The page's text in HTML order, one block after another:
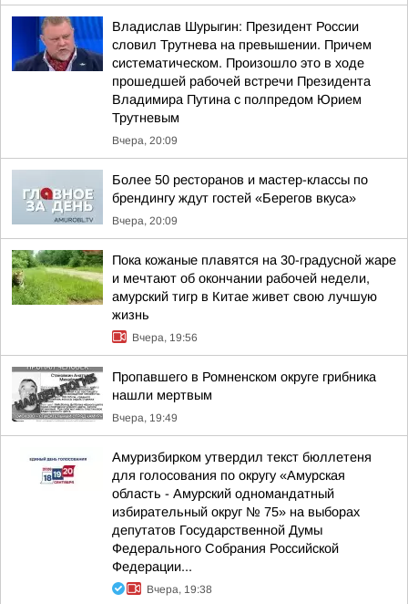
Владислав Шурыгин: Президент России
словил Трутнева на превышении. Причем
систематическом. Произошло это в ходе
прошедшей рабочей встречи Президента
Владимира Путина с полпредом Юрием
Трутневым
Вчера, 20:09
Более 50 ресторанов и мастер-классы по
брендингу ждут гостей «Берегов вкуса»
Вчера, 20:09
Пока кожаные плавятся на 30-градусной жаре
и мечтают об окончании рабочей недели,
амурский тигр в Китае живет свою лучшую
жизнь
Вчера, 19:56
Пропавшего в Ромненском округе грибника
нашли мертвым
Вчера, 19:49
Амуризбирком утвердил текст бюллетеня
для голосования по округу «Амурская
область - Амурский одномандатный
избирательный округ № 75» на выборах
депутатов Государственной Думы
Федерального Собрания Российской
Федерации...
Вчера, 19:38